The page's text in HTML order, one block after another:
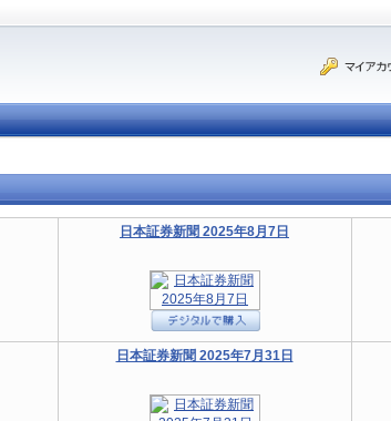
日本証券新聞 2025年8月7日
日本証券新聞 2025年7月31日